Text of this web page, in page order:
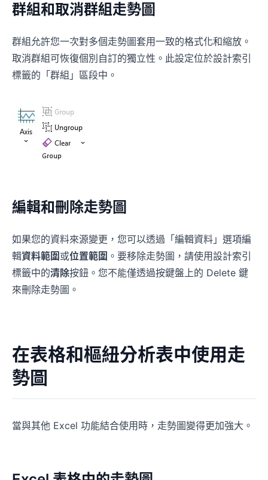
群組和取消群組走勢圖
群組允許您一次對多個走勢圖套用一致的格式化和縮放。
取消群組可恢復個別自訂的獨立性。此設定位於設計索引
標籤的「群組」區段中。
編輯和刪除走勢圖
如果您的資料來源變更，您可以透過「編輯資料」選項編
輯資料範圍 或位置範圍 。要移除走勢圖，請使用設計索引
標籤中的清除按鈕。您不能僅透過按鍵盤上的 Delete 鍵
來刪除走勢圖。
在表格和樞紐分析表中使用走
勢圖
當與其他 Excel 功能結合使用時，走勢圖變得更加強大。